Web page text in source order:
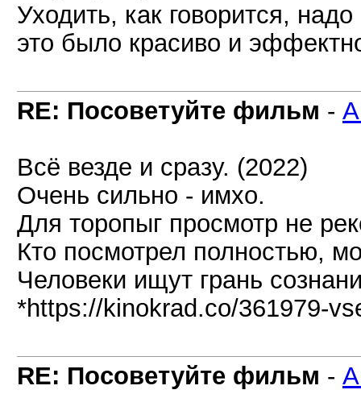
Уходить, как говорится,
это было красиво и
RE: Посоветуйте фильм -
Всё везде и сразу. (2022)
Очень сильно - имхо.
Для торопыг просмотр не
Кто посмотрел полностью,
Человеки ищут грань
*https://kinokrad.co/361979-
RE: Посоветуйте фильм -